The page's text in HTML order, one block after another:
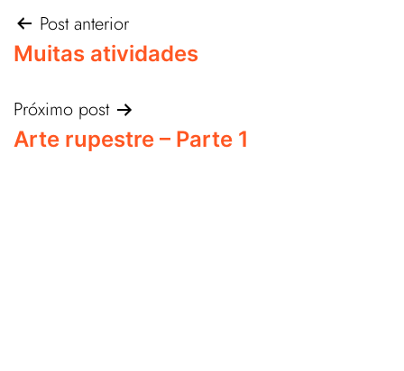
Post anterior
Muitas atividades
Próximo post
Arte rupestre – Parte 1